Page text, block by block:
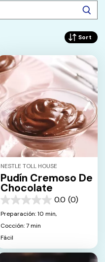
Sort
NESTLE TOLL HOUSE
Pudín Cremoso De
Chocolate
0.0 (0)
0.0
de
estrellas.
Preparación: 10 min,
Cocción: 7 min
Fácil